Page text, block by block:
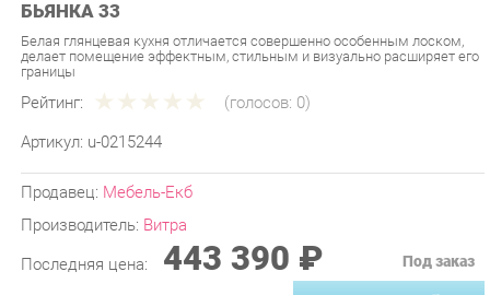
Белая глянцевая кухня отличается совершенно особенным лоском,
границы
Рейтинг:
Артикул: u-0215244
Производитель:Витра
Последняя цена: 443 390 ₽
- ЗАКАЗАТЬ